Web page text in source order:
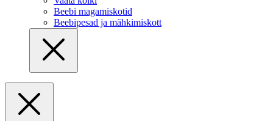
Beebi magamiskotid
Beebipesad ja mähkimiskott